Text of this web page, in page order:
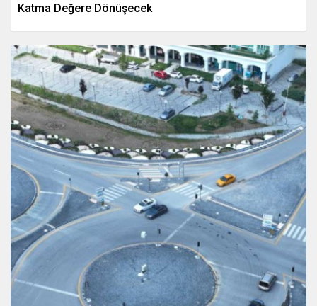
Katma Değere Dönüşecek